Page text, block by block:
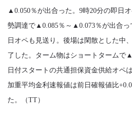
▲0.050％が出合った。9時20分の即日
勢調達で▲0.085％～▲0.073％が出合っ
日オペも見送り。後場は閑散とした中
了した。ターム物はショートタームで
日付スタートの共通担保資金供給オペ
加重平均金利速報値は前日確報値比
た。（TT）